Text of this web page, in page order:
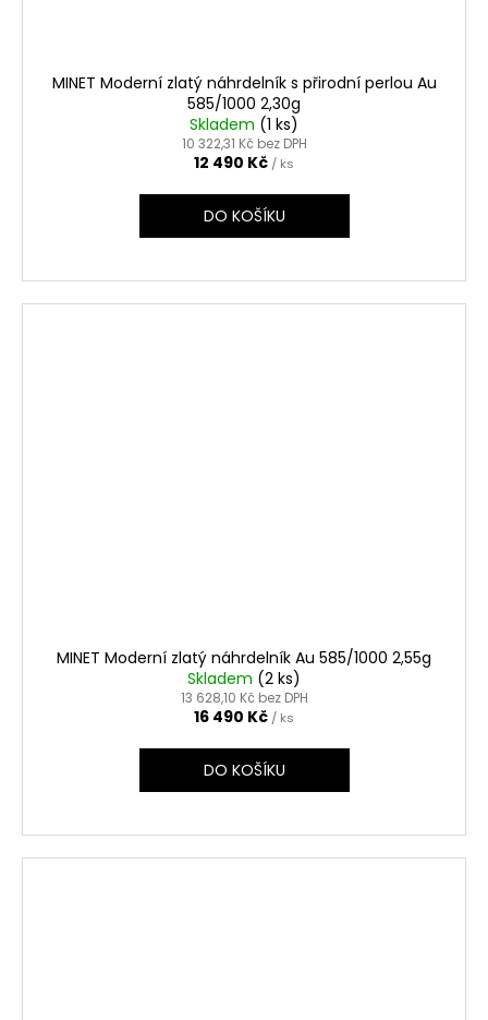
MINET Moderní zlatý náhrdelník s přirodní perlou Au
585/1000 2,30g
Skladem (1 ks)
10 322,31 Kč bez DPH
12 490 Kč / ks
DO KOŠÍKU
MINET Moderní zlatý náhrdelník Au 585/1000 2,55g
Skladem (2 ks)
13 628,10 Kč bez DPH
16 490 Kč / ks
DO KOŠÍKU